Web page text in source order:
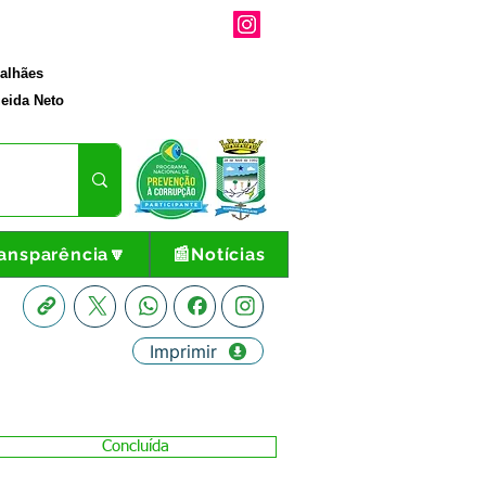
Neto
📰Notícias
Imprimir
Concluída